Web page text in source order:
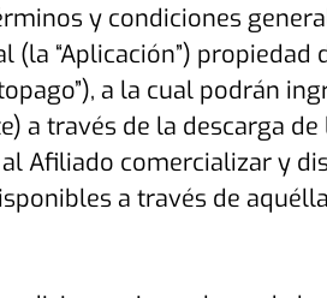
y condiciones
(la “Aplicación”) propiedad
”), a la cual podrán
a través de la descarga
Afiliado comercializar y
a través de